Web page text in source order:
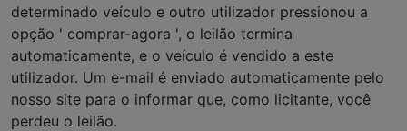
determinado veículo e outro utilizador pressionou a
opção ' comprar-agora ', o leilão termina
automaticamente, e o veículo é vendido a este
utilizador. Um e-mail é enviado automaticamente pelo
nosso site para o informar que, como licitante, você
perdeu o leilão.